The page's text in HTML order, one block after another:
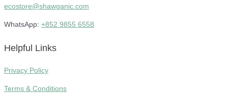
ecostore@shawganic.com
WhatsApp: +852 9855 6558
Helpful Links
Privacy Policy
Terms & Conditions